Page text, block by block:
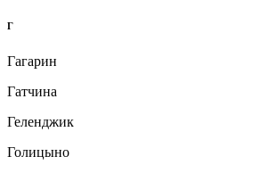
Г
Гагарин
Гатчина
Геленджик
Голицыно